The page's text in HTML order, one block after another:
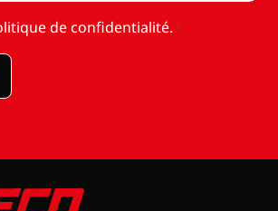
de confidentialité. *